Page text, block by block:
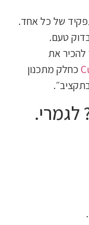
של כל אחד.
טעם.
את
כחלק מתכנון
לגמרי.